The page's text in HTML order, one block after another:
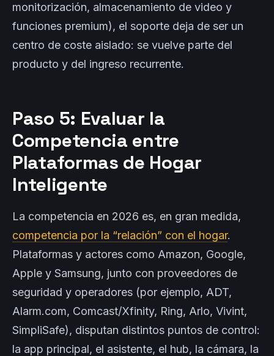
monitorización, almacenamiento de video y
funciones premium), el soporte deja de ser un
centro de coste aislado: se vuelve parte del
producto y del ingreso recurrente.
Paso 5: Evaluar la
Competencia entre
Plataformas de Hogar
Inteligente
La competencia en 2026 es, en gran medida,
competencia por la “relación” con el hogar.
Plataformas y actores como Amazon, Google,
Apple y Samsung, junto con proveedores de
seguridad y operadores (por ejemplo, ADT,
Alarm.com, Comcast/Xfinity, Ring, Arlo, Vivint,
SimpliSafe), disputan distintos puntos de control:
la app principal, el asistente, el hub, la cámara, la